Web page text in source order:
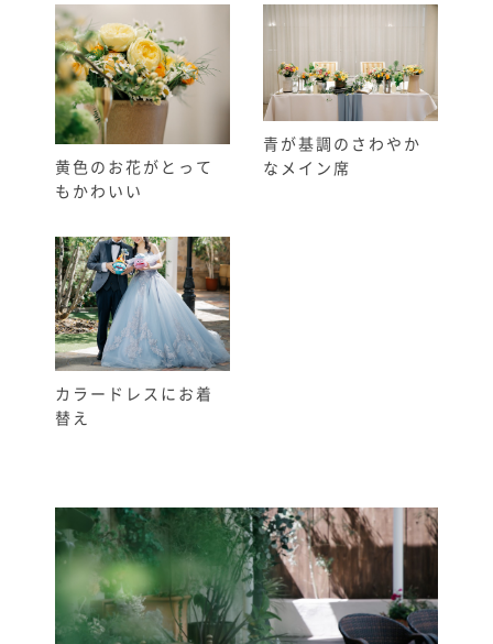
黄色のお花がとって
もかわいい
青が基調のさわやか
なメイン席
カラードレスにお着
替え